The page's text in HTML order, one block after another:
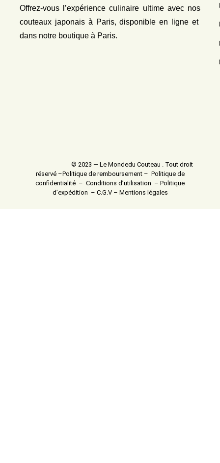
Offrez-vous l’expérience culinaire ultime avec nos
couteaux japonais à Paris, disponible en ligne et
dans notre boutique à Paris.
© 2023 — Le Mondedu Couteau . Tout droit
réservé –Politique de remboursement – Politique de
confidentialité – Conditions d’utilisation – Politique
d’expédition – C.G.V– Mentions légales